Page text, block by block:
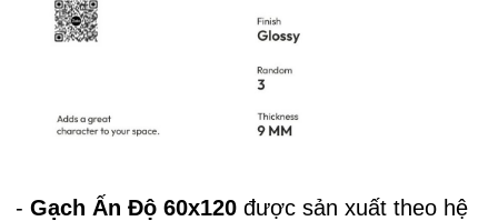
-Gạch Ấn Độ 60x120 được sản xuất theo hệ